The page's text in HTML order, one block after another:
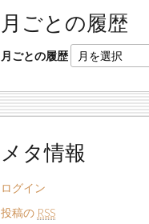
月ごとの履歴
月ごとの履歴
メタ情報
ログイン
投稿の RSS